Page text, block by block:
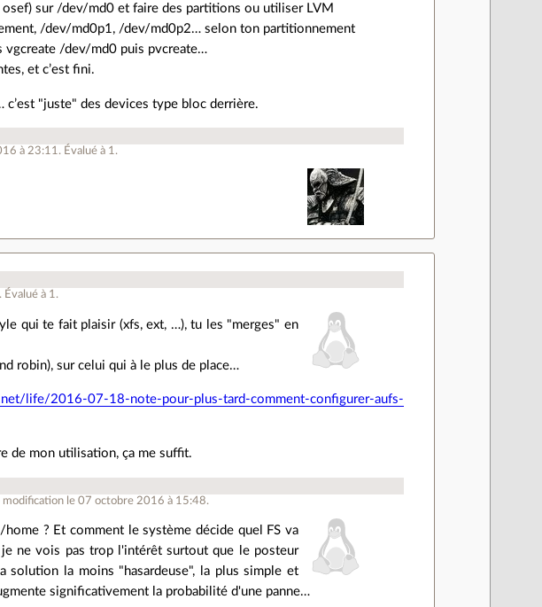
sur /dev/md0 et faire des partitions ou utiliser LVM
/dev/md0p1, /dev/md0p2… selon ton partitionnement
vgcreate /dev/md0 puis pvcreate…
et c’est fini.
"juste" des devices type bloc derrière.
à 23:11 . Évalué à 1 .
. Évalué à 1 .
qui te fait plaisir (xfs, ext, …), tu les "merges" en
robin), sur celui qui à le plus de place…
life/2016-07-18-note-pour-plus-tard-comment-configurer-aufs-
de mon utilisation, ça me suffit.
modification le 07 octobre 2016 à 15:48.
? Et comment le système décide quel FS va
ne vois pas trop l'intérêt surtout que le posteur
la moins "hasardeuse", la plus simple et
significativement la probabilité d'une panne…